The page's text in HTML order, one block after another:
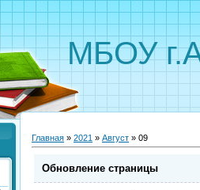
МБОУ
Главная » 2021 » Август » 09
Обновление страницы